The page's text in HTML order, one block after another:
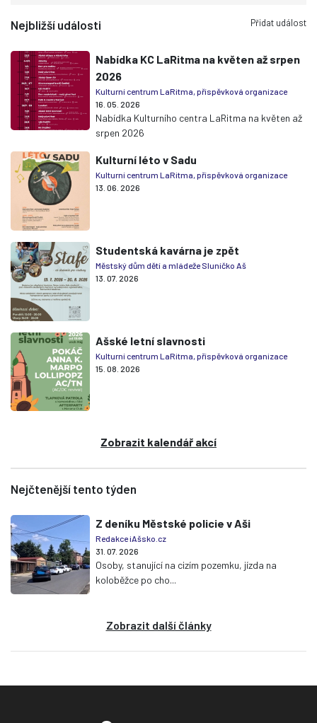
Nejbližší události Přidat událost
Nabídka KC LaRitma na květen až srpen
2026
Kulturní centrum LaRitma, příspěvková organizace
16. 05. 2026
Nabídka Kulturního centra LaRitma na květen až
srpen 2026
Kulturní léto v Sadu
Kulturní centrum LaRitma, příspěvková organizace
13. 06. 2026
Studentská kavárna je zpět
Městský dům dětí a mládeže Sluníčko Aš
13. 07. 2026
Ašské letní slavnosti
Kulturní centrum LaRitma, příspěvková organizace
15. 08. 2026
Zobrazit kalendář akcí
Nejčtenější tento týden
Z deníku Městské policie v Aši
Redakce iAšsko.cz
31. 07. 2026
Osoby, stanující na cizím pozemku, jízda na
koloběžce po cho...
Zobrazit další články